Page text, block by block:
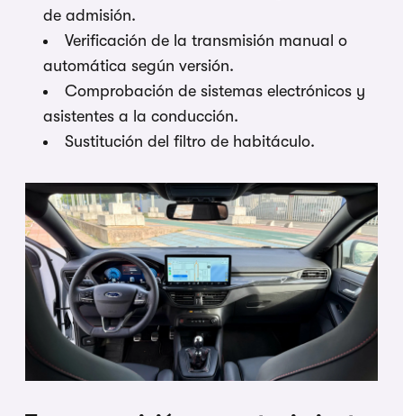
de admisión.
Verificación de la transmisión manual o
automática según versión.
Comprobación de sistemas electrónicos y
asistentes a la conducción.
Sustitución del filtro de habitáculo.